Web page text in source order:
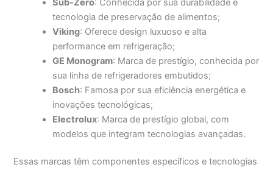
tecnologia de preservação de alimentos;
Viking: Oferece design luxuoso e alta
performance em refrigeração;
GE Monogram: Marca de prestígio, conhecida por
sua linha de refrigeradores embutidos;
Bosch: Famosa por sua eficiência energética e
inovações tecnológicas;
Electrolux: Marca de prestígio global, com
modelos que integram tecnologias avançadas.
Essas marcas têm componentes específicos e tecnologias